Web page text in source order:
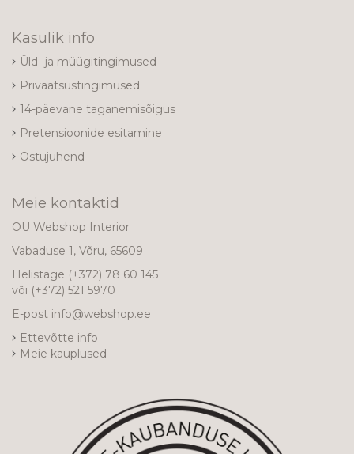
Kasulik info
Üld- ja müügitingimused
Privaatsustingimused
14-päevane taganemisõigus
Pretensioonide esitamine
Ostujuhend
Meie kontaktid
OÜ Webshop Interior
Vabaduse 1, Võru, 65609
Helistage (+372) 78 60 145
või (+372) 521 5970
E-post info@webshop.ee
Ettevõtte info
Meie kauplused